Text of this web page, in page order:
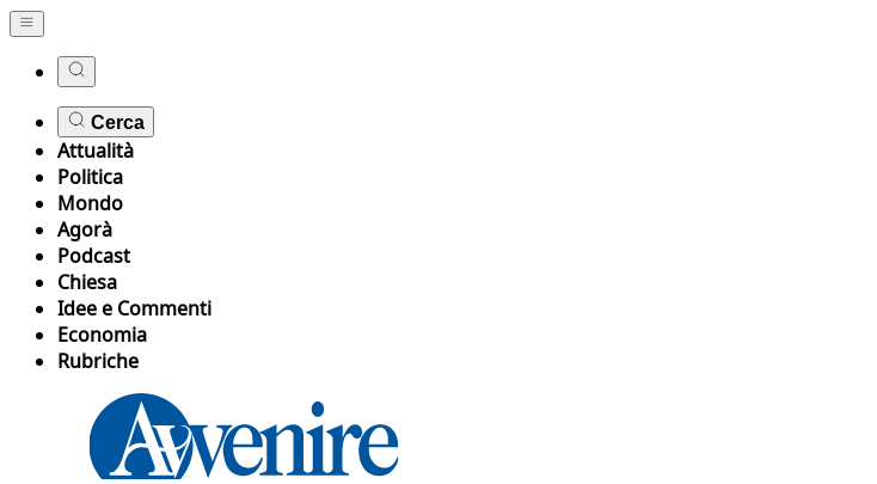
Cerca
Attualità
Politica
Mondo
Agorà
Podcast
Chiesa
Idee e Commenti
Economia
Rubriche